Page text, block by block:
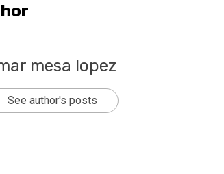
mesa lopez
See author's posts